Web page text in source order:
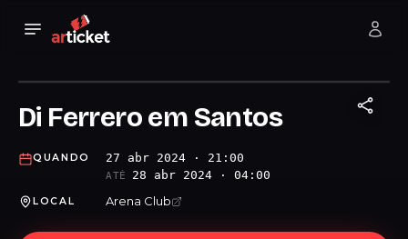
Di Ferrero em Santos
QUANDO 27 abr 2024 · 21:00
ATÉ 28 abr 2024 · 04:00
LOCAL Arena Club